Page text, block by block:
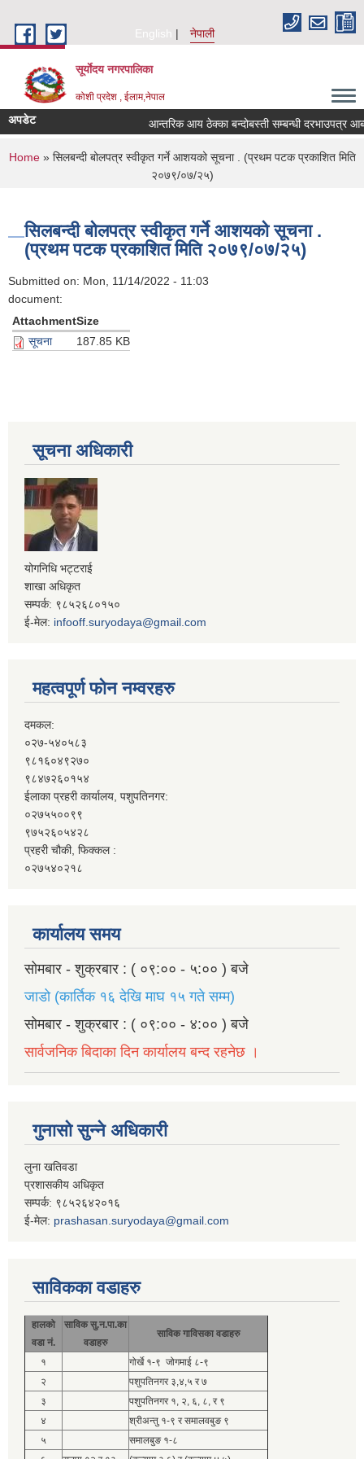
English
नेपाली
सूर्याेदय नगरपालिका
कोशी प्रदेश , ईलाम,नेपाल
अपडेट आन्तरिक आय ठेक्का बन्दोबस्ती सम्बन्धी दरभाउपत्र
You are here
Home» सिलबन्दी बोलपत्र स्वीकृत गर्ने आशयको सूचना . (प्रथम पटक प्रकाशित मिति
२०७९/०७/२५)
सिलबन्दी बोलपत्र स्वीकृत गर्ने आशयको सूचना .
(प्रथम पटक प्रकाशित मिति २०७९/०७/२५)
Submitted on: Mon, 11/14/2022 - 11:03
document:
AttachmentSize
सूचना
187.85 KB
सूचना अधिकारी
योगनिधि भट्टराई
शाखा अधिकृत
सम्पर्क: ९८५२६८०१५०
ई-मेल: infooff.suryodaya@gmail.com
महत्वपूर्ण फोन नम्वरहरु
दमकल:
०२७-५४०५८३
९८१६०४९२७०
९८४७२६०१५४
ईलाका प्रहरी कार्यालय, पशुपतिनगर:
०२७५५००९९
९७५२६०५४२८
प्रहरी चौकी, फिक्कल :
०२७५४०२१८
कार्यालय समय
सोमबार - शुक्रबार : ( ०९:०० - ५:०० ) बजे
जाडो (कार्तिक १६ देखि माघ १५ गते सम्म)
सोमबार - शुक्रबार : ( ०९:०० - ४:०० ) बजे
सार्वजनिक बिदाका दिन कार्यालय बन्द रहनेछ ।
गुनासो सुन्ने अधिकारी
लुना खतिवडा
प्रशासकीय अधिकृत
सम्पर्क: ९८५२६४२०१६
ई-मेल: prashasan.suryodaya@gmail.com
साविकका वडाहरु
हालको
वडा नं.
साविक सु.न.पा.का
वडाहरु
साविक गाविसका वडाहरु
१
गोर्खे १-९ जोगमाई ८-९
२
पशुपतिनगर ३,४,५ र ७
३
पशुपतिनगर १, २, ६, ८, र ९
४
श्रीअन्तु १-९ र समालवबुङ ९
५
समालबुङ १-८